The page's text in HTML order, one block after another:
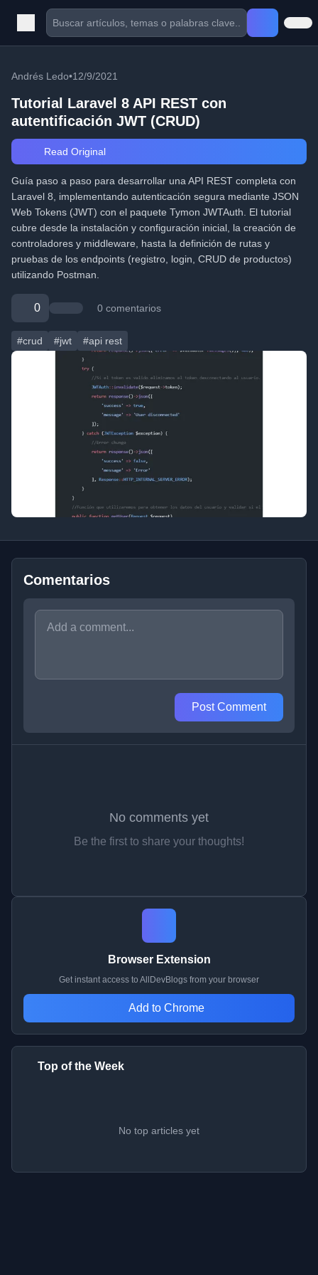
Andrés Ledo•12/9/2021
Tutorial Laravel 8 API REST con
autentificación JWT (CRUD)
Read Original
Guía paso a paso para desarrollar una API REST completa con
Laravel 8, implementando autenticación segura mediante JSON
Web Tokens (JWT) con el paquete Tymon JWTAuth. El tutorial
cubre desde la instalación y configuración inicial, la creación de
controladores y middleware, hasta la definición de rutas y
pruebas de los endpoints (registro, login, CRUD de productos)
utilizando Postman.
0 0 comentarios
#crud #jwt #api rest
Comentarios
Post Comment
No comments yet
Be the first to share your thoughts!
Browser Extension
Get instant access to AllDevBlogs from your browser
Add to Chrome
Top of the Week
No top articles yet